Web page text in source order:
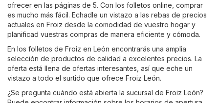
ofrecer en las páginas de 5. Con los folletos online, comprar
es mucho más fácil. Echadle un vistazo a las rebas de precios
actuales en Froiz desde la comodidad de vuestro hogar y
planificad vuestras compras de manera eficiente y cómoda.
En los folletos de Froiz en León encontrarás una amplia
selección de productos de calidad a excelentes precios. La
oferta está llena de ofertas interesantes, así que eche un
vistazo a todo el surtido que ofrece Froiz León.
¿Se pregunta cuándo está abierta la sucursal de Froiz León?